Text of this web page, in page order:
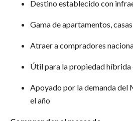
Destino establecido con
Gama de apartamentos,
Atraer a compradores
Útil para la propiedad
Apoyado por la demanda del
el año